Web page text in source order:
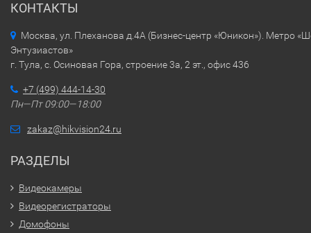
КОНТАКТЫ
Москва, ул. Плеханова д.4А (Бизнес-центр «Юникон»). Метро
Энтузиастов»
г. Тула, с. Осиновая Гора, строение 3а, 2 эт., офис 436
+7 (499) 444-14-30
Пн—Пт 09:00—18:00
zakaz@hikvision24.ru
РАЗДЕЛЫ
Видеокамеры
Видеорегистраторы
Домофоны